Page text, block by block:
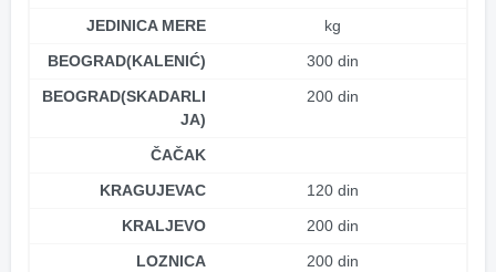
JEDINICA MERE
kg
BEOGRAD(KALENIĆ)
300 din
BEOGRAD(SKADARLI
JA)
200 din
ČAČAK
KRAGUJEVAC
120 din
KRALJEVO
200 din
LOZNICA
200 din